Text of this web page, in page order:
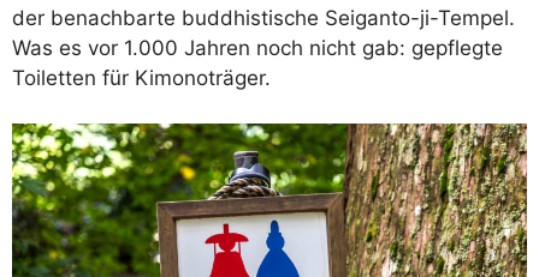
der benachbarte buddhistische Seiganto-ji-Tempel.
Was es vor 1.000 Jahren noch nicht gab: gepflegte
Toiletten für Kimonoträger.